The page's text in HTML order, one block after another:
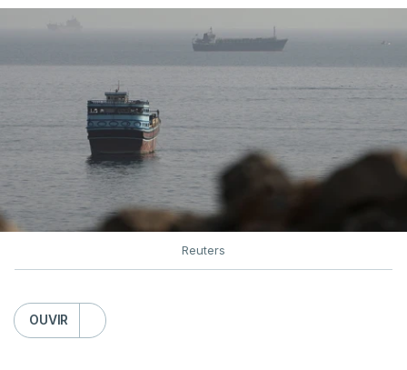
“Este contrato será um dos muitos essenciais para
o futuro de Gaza”, acrescenta este funcionário.
Inicialmente, osplanos para esta base militar
uma futura Força Internacional de Estabilização
previam uma capacidade para 5.000 militares.
Conselho de Segurança da ONU aprovou o
estabelecimento de uma Força Internacional de
Reuters
OUVIR